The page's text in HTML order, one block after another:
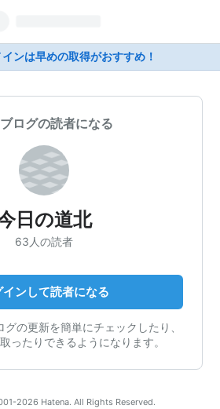
ンは早めの取得がおすすめ！
ログの読者になる
日の道北
63人の読者
インして読者になる
の更新を簡単にチェックしたり、
ったりできるようになります。
2026 Hatena. All Rights Reserved.